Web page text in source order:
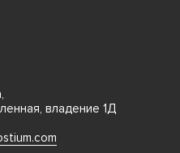
владение 1Д